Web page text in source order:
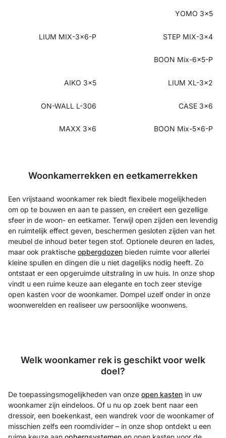
YOMO 3x5
LIUM MIX-3x6-P STEP MIX-3x4
BOON Mix-6x5-P
AIKO 3x5 LIUM XL-3x2
ON-WALL L-306 CASE 3x6
MAXX 3x6 BOON Mix-5x6-P
Woonkamerrekken en eetkamerrekken
Een vrijstaand woonkamer rek biedt flexibele mogelijkheden
om op te bouwen en aan te passen, en creëert een gezellige
sfeer in de woon- en eetkamer. Terwijl open zijden een levendig
en ruimtelijk effect geven, beschermen gesloten zijden van het
meubel de inhoud beter tegen stof. Optionele deuren en lades,
maar ook praktische opbergdozen bieden ruimte voor allerlei
kleine spullen en dingen die u niet dagelijks nodig heeft. Zo
ontstaat er een opgeruimde uitstraling in uw huis. In onze shop
vindt u een ruime keuze aan elegante en toch zeer stevige
open kasten voor de woonkamer. Dompel uzelf onder in onze
woonwerelden en realiseer uw persoonlijke woonwens.
Welk woonkamer rek is geschikt voor welk
doel?
De toepassingsmogelijkheden van onze open kasten in uw
woonkamer zijn eindeloos. Of u nu op zoek bent naar een
dressoir, een boekenkast, een wandrek voor de woonkamer of
misschien zelfs een roomdivider – in onze shop ontdekt u een